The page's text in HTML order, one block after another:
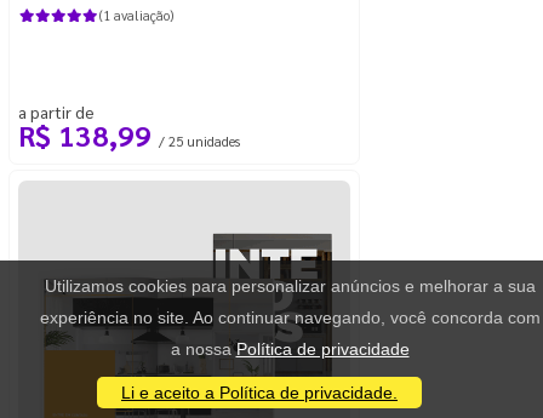
(1 avaliação)
a partir de
R$ 138,99 / 25 unidades
Utilizamos cookies para personalizar anúncios e melhorar a sua
experiência no site. Ao continuar navegando, você concorda com
a nossaPolítica de privacidade
Li e aceito a Política de privacidade.